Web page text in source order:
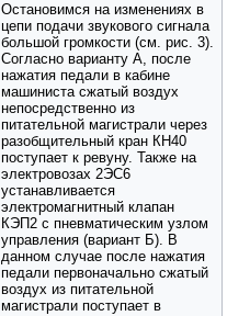
Остановимся на изменениях в
цепи подачи звукового сигнала
большой громкости (см. рис. 3).
Согласно варианту А, после
нажатия педали в кабине
машиниста сжатый воздух
непосредственно из
питательной магистрали через
разобщительный кран КН40
поступает к ревуну. Также на
электровозах 2ЭС6
устанавливается
электромагнитный клапан
КЭП2 с пневматическим узлом
управления (вариант Б). В
данном случае после нажатия
педали первоначально сжатый
воздух из питательной
магистрали поступает в